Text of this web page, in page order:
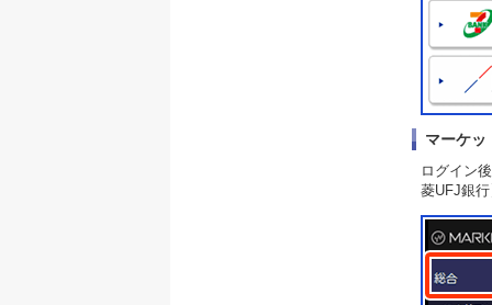
マーケッ
ログイン
菱UFJ銀